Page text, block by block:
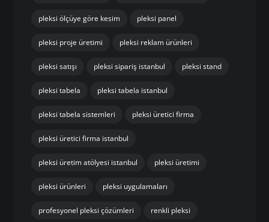
pleksi ölçüye göre kesim pleksi panel
pleksi proje üretimi pleksi reklam ürünleri
pleksi satışı pleksi sipariş istanbul pleksi stand
pleksi tabela pleksi tabela istanbul
pleksi tabela sistemleri pleksi üretici firma
pleksi üretici firma istanbul
pleksi üretim atölyesi istanbul pleksi üretimi
pleksi ürünleri pleksi uygulamaları
profesyonel pleksi çözümleri renkli pleksi